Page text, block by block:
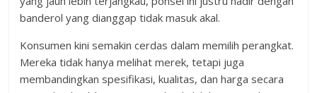
banderol yang dianggap tidak masuk akal.
Konsumen kini semakin cerdas dalam memilih perangkat.
Mereka tidak hanya melihat merek, tetapi juga
membandingkan spesifikasi, kualitas, dan harga secara